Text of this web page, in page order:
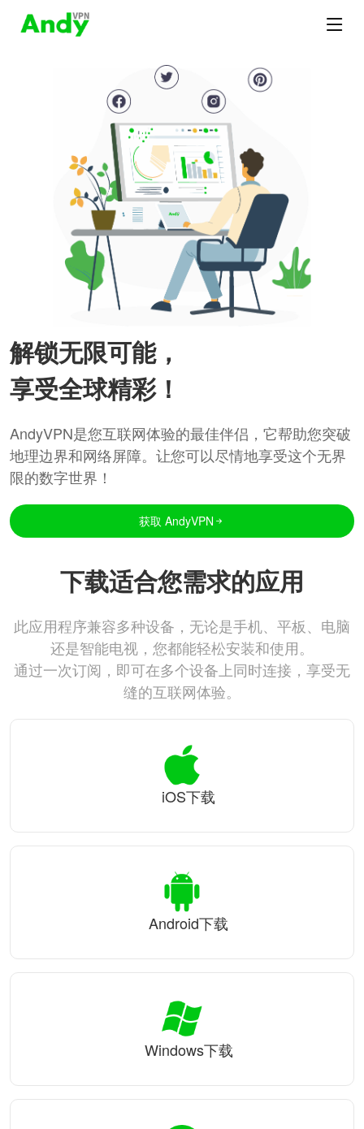
解锁无限可能，
享受全球精彩！
AndyVPN是您互联网体验的最佳伴侣，它帮助您突破
地理边界和网络屏障。让您可以尽情地享受这个无界
限的数字世界！
获取 AndyVPN
下载适合您需求的应用
此应用程序兼容多种设备，无论是手机、平板、电脑
还是智能电视，您都能轻松安装和使用。
通过一次订阅，即可在多个设备上同时连接，享受无
缝的互联网体验。
iOS下载
Android下载
Windows下载